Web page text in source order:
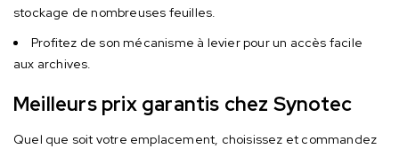
stockage de nombreuses feuilles.
Profitez de son mécanisme à levier pour un accès facile
aux archives.
Meilleurs prix garantis chez Synotec
Quel que soit votre emplacement, choisissez et commandez